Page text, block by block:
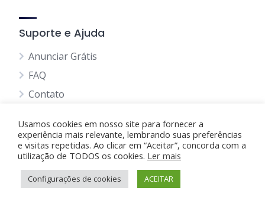
Suporte e Ajuda
Anunciar Grátis
FAQ
Contato
Anunciando Agora
Página Inicial
Minha Conta
Usamos cookies em nosso site para fornecer a
experiência mais relevante, lembrando suas preferências
e visitas repetidas. Ao clicar em “Aceitar”, concorda com a
utilização de TODOS os cookies. Ler mais
Configurações de cookies ACEITAR